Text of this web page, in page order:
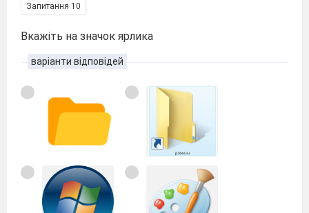
Запитання 10
Вкажіть на значок ярлика
варіанти відповідей